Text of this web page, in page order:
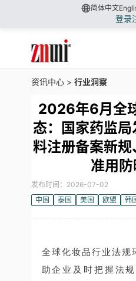
简体中文
登录
资讯中心 > 行业洞察
2026年6月全
态：国家药监
料注册备案新
准用
发布时间：2026-07-02
中国
泰国 美国 欧盟 韩
全球化妆品行业法规
助企业及时把握法规